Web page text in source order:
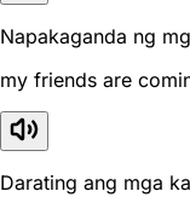
Napakaganda ng
my friends are
Darating ang mga